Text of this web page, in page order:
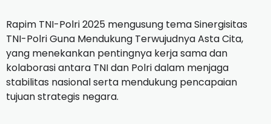
Rapim TNI-Polri 2025 mengusung tema Sinergisitas
TNI-Polri Guna Mendukung Terwujudnya Asta Cita,
yang menekankan pentingnya kerja sama dan
kolaborasi antara TNI dan Polri dalam menjaga
stabilitas nasional serta mendukung pencapaian
tujuan strategis negara.